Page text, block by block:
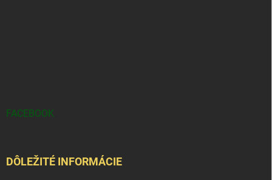
FACEBOOK
DÔLEŽITÉ INFORMÁCIE